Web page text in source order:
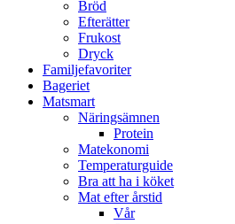
Bröd
Efterätter
Frukost
Dryck
Familjefavoriter
Bageriet
Matsmart
Näringsämnen
Protein
Matekonomi
Temperaturguide
Bra att ha i köket
Mat efter årstid
Vår